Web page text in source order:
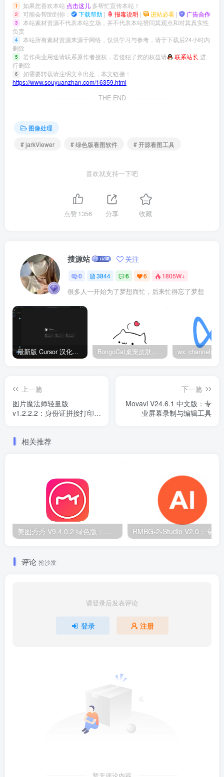
1 如果您喜欢本站 点击这儿 多帮忙宣传本站！
2 可能会帮助到你： 下载帮助 | 报毒说明 | 进站必看 | 广告合作
3
本站素材资源不代表本站立场，并不代表本站赞同其观点和对其真实性
负责
4
本站所有素材资源来源于网络，仅供学习与参考，请于下载后24小时内
删除
5 若作商业用途请联系原作者授权，若侵犯了您的权益请 联系站长 进
行删除
6
如需要转载请注明文章出处，本文链接：
https://www.souyuanzhan.com/16359.html
THE END
图像处理
# jarkViewer
# 绿色版看图软件 # 开源看图工具
喜欢就支持一下吧
点赞1356 分享 收藏
搜源站 关注
0 3844 6 6 1805W+
很多人一开始为了梦想而忙，后来忙得忘了梦想
最新版 Cursor 汉化设置中文教程（两种简单方法，附中文语言包下载） BongoCat桌宠皮肤包大全：20款主题皮肤免费下载
上一篇
图片魔法师轻量版
v1.2.2.2：身份证拼接打印必
下一篇
Movavi V24.6.1 中文版：专
业屏幕录制与编辑工具
相关推荐
美图秀秀 V9.4.0.2 绿色版：无广告 PC 图片处理工具
评论 抢沙发
请登录后发表评论
登录 注册